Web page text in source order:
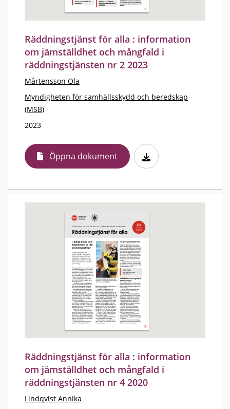
Räddningstjänst för alla : information
om jämställdhet och mångfald i
räddningstjänsten nr 2 2023
Mårtensson Ola
Myndigheten för samhällsskydd och beredskap
(MSB)
2023
Öppna dokument
Räddningstjänst för alla : information
om jämställdhet och mångfald i
räddningstjänsten nr 4 2020
Lindqvist Annika